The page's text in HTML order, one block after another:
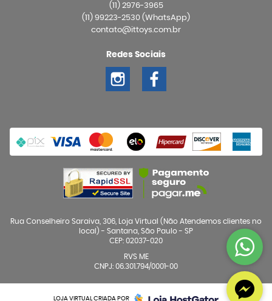
(11)2976-3965
(11) 99223-2530 (WhatsApp)
contato@ittoys.com.br
Redes Sociais
Rua Conselheiro Saraiva, 306, Loja Virtual (Não Atendemos clientes no
local) - Santana, São Paulo - SP
CEP: 02037-020
RVS ME
CNPJ: 06.301.794/0001-00
LOJA VIRTUAL CRIADA POR